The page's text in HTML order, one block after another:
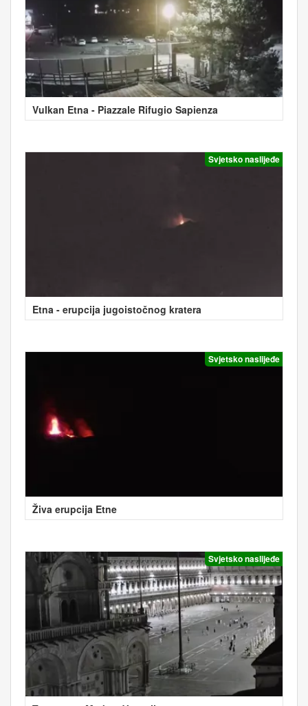
Vulkan Etna - Piazzale Rifugio Sapienza
Svjetsko naslijeđe
Etna - erupcija jugoistočnog kratera
Svjetsko naslijeđe
Živa erupcija Etne
Svjetsko naslijeđe